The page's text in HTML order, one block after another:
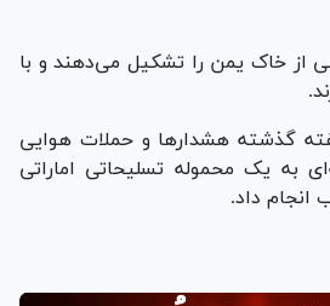
از خاک یمن را تشکیل می‌دهند و با
گذشته هشدار‌ها و حملات هوایی
به یک محموله تسلیحاتی اماراتی
انجام داد.